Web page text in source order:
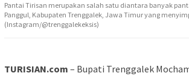
Pantai Tirisan merupakan salah satu diantara banyak
Panggul, Kabupaten Trenggalek, Jawa Timur yang
(Instagram/@trenggalekeksis)
TURISIAN.com – Bupati Trenggalek